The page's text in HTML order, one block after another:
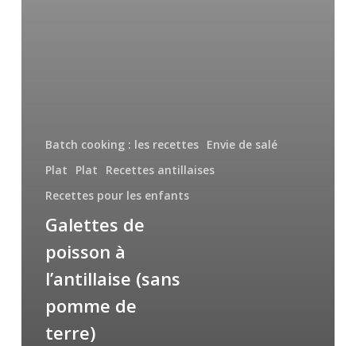
Batch cooking : les recettes Envie de salé
Plat
Plat
Recettes antillaises
Recettes pour les enfants
Galettes de
poisson à
l’antillaise (sans
pomme de
terre)